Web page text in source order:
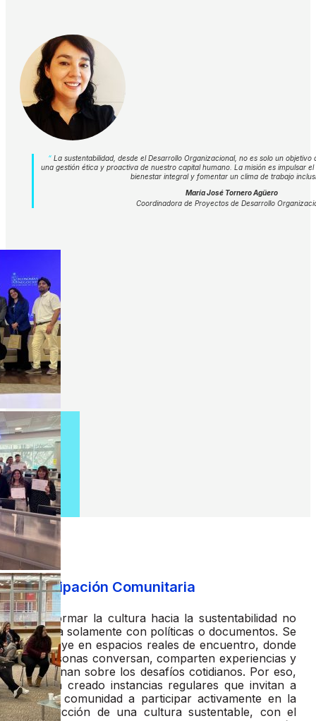
“ La sustentabilidad, desde el Desarrollo Organizacional, no es solo un objetivo
una gestión ética y proactiva de nuestro capital humano. La misión es impulsar
bienestar integral y fomentar un clima de trabajo
María José Tornero Agüero
Coordinadora de Proyectos de Desarrollo
Participación Comunitaria
Transformar la cultura hacia la sustentabilidad no
se logra solamente con políticas o documentos. Se
construye en espacios reales de encuentro, donde
las personas conversan, comparten experiencias y
reflexionan sobre los desafíos cotidianos. Por eso,
FEN ha creado instancias regulares que invitan a
toda la comunidad a participar activamente en la
construcción de una cultura sustentable, con el